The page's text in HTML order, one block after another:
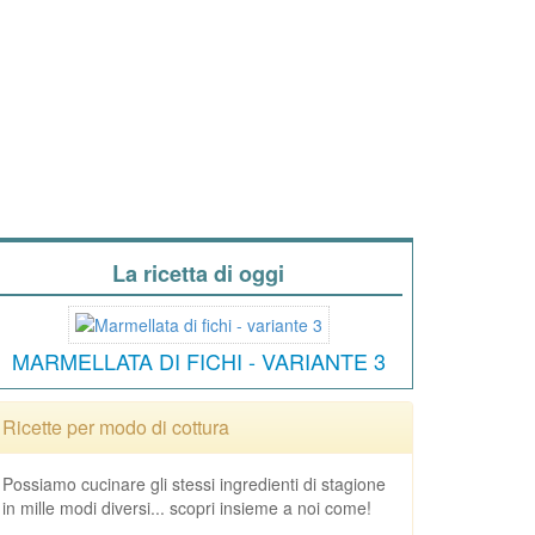
La ricetta di oggi
MARMELLATA DI FICHI - VARIANTE 3
Ricette per modo di cottura
Possiamo cucinare gli stessi ingredienti di stagione
in mille modi diversi... scopri insieme a noi come!